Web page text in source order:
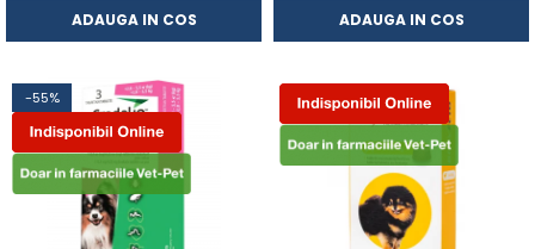
ADAUGA IN COS ADAUGA IN COS
-55%